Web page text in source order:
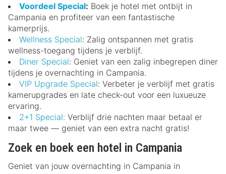
Voordeel Special: Boek je hotel met ontbijt in
Campania en profiteer van een fantastische
kamerprijs.
Wellness Special: Zalig ontspannen met gratis
wellness-toegang tijdens je verblijf.
Diner Special: Geniet van een zalig inbegrepen diner
tijdens je overnachting in Campania.
VIP Upgrade Special: Verbeter je verblijf met gratis
kamerupgrades en late check-out voor een luxueuze
ervaring.
2+1 Special: Verblijf drie nachten maar betaal er
maar twee — geniet van een extra nacht gratis!
Zoek en boek een hotel in Campania
Geniet van jouw overnachting in Campania in